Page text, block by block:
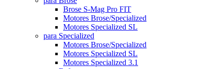
Brose S-Mag Pro FIT
Motores Brose/Specialized
Motores Specialized SL
para Specialized
Motores Brose/Specialized
Motores Specialized SL
Motores Specialized 3.1